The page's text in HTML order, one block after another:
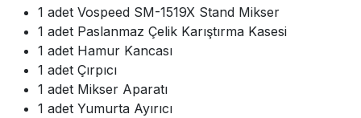
1 adet Vospeed SM-1519X Stand Mikser
1 adet Paslanmaz Çelik Karıştırma Kasesi
1 adet Hamur Kancası
1 adet Çırpıcı
1 adet Mikser Aparatı
1 adet Yumurta Ayırıcı